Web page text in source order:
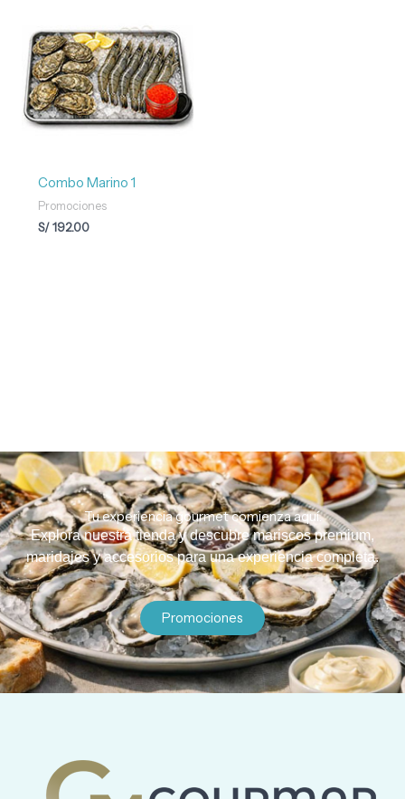
Combo Marino 1
Promociones
S/192.00
Tu experiencia gourmet comienza aquí.
Explora nuestra tienda y descubre mariscos premium,
maridajes y accesorios para una experiencia completa.
Promociones